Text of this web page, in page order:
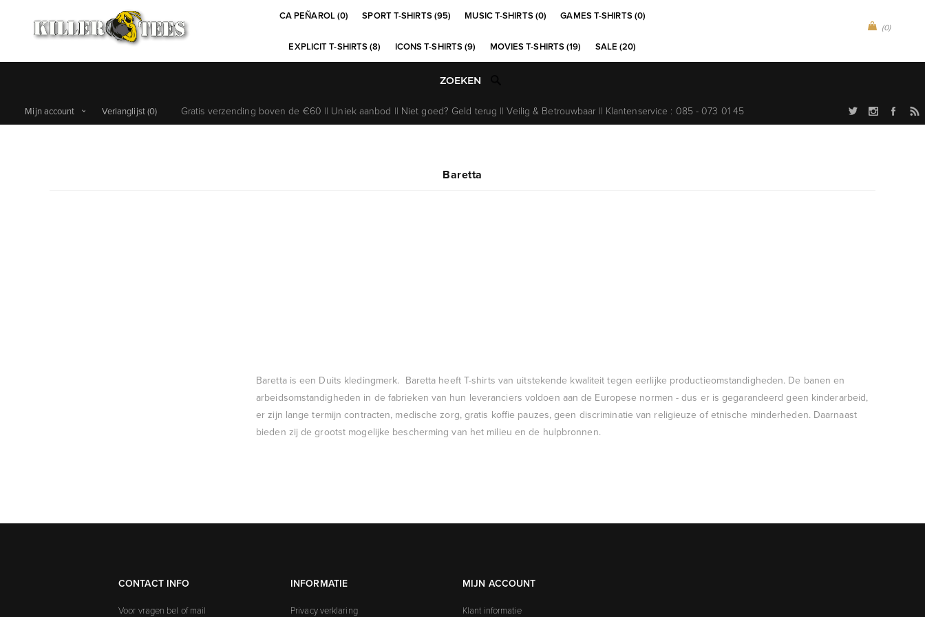
(0)
CA PEÑAROL (0) SPORT T-SHIRTS (95) MUSIC T-SHIRTS (0) GAMES T-SHIRTS (0)
EXPLICIT T-SHIRTS (8) ICONS T-SHIRTS (9) MOVIES T-SHIRTS (19) SALE (20)
Gratis verzending boven de €60 || Uniek aanbod || Niet goed? Geld terug || Veilig & Betrouwbaar || Klantenservice : 085 - 073 01 45
Mijn account Verlanglijst(0)
Baretta
Baretta is een Duits kledingmerk. Baretta heeft T-shirts van uitstekende kwaliteit tegen eerlijke productieomstandigheden. De banen en
arbeidsomstandigheden in de fabrieken van hun leveranciers voldoen aan de Europese normen - dus er is gegarandeerd geen kinderarbeid,
er zijn lange termijn contracten, medische zorg, gratis koffie pauzes, geen discriminatie van religieuze of etnische minderheden. Daarnaast
bieden zij de grootst mogelijke bescherming van het milieu en de hulpbronnen.
CONTACT INFO
Voor vragen bel of mail
INFORMATIE
Privacy verklaring
MIJN ACCOUNT
Klant informatie